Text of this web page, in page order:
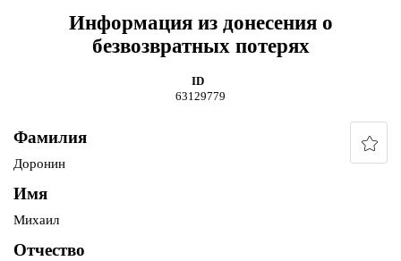
Информация из донесения о
безвозвратных потерях
ID
63129779
Фамилия
Доронин
Имя
Михаил
Отчество